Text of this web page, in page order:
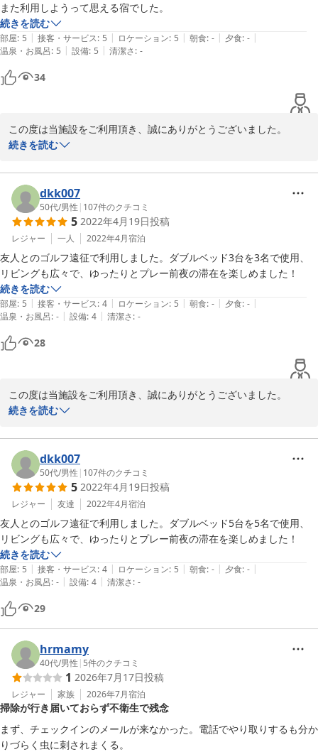
2022-10-24
また利用しようって思える宿でした。
続きを読む
部屋: 5 | 接客・サービス: 5 | ロケーション: 5 | 朝食: - | 夕食: - |
温泉・お風呂: 5 | 設備: 5 | 清潔さ: -
34
この度は当施設をご利用頂き、誠にありがとうございました。
ご投稿への返信が遅くなり申し訳ございません。
お褒めのお言葉を頂戴し、またのご利用もお考え頂けたとのこと
で、大変光栄でございます。
ご自宅のようのおくつろぎ頂けて嬉しく存じます。
これからもお客様に満足して頂けますようスタッフ一同精進してま
いりますので、また機会がございましたら是非お立ち寄りください
ませ。
また近い将来お客様をお出迎えできますことを心より願っておりま
す。
ご投稿ありがとうございました。
2022-10-24
続きを読む
dkk007
50代/男性 | 107件のクチコミ
5 2022年4月19日投稿
レジャー 一人 2022年4月宿泊
友人とのゴルフ遠征で利用しました。ダブルベッド3台を3名で使用、
リビングも広々で、ゆったりとプレー前夜の滞在を楽しめました！
続きを読む
部屋: 5 | 接客・サービス: 4 | ロケーション: 5 | 朝食: - | 夕食: - |
温泉・お風呂: - | 設備: 4 | 清潔さ: -
28
この度は当施設をご利用頂き、誠にありがとうございました。
ご投稿への返信が遅くなり申し訳ございません。
お褒めのお言葉を頂戴し大変光栄でございます。
良いコンディションでゴルフに挑めたでしょうか。
ゴルフ以外のお時間もご友人とお楽しみ頂けたご様子で、大変嬉し
く存じます。
これからもお客様に満足して頂けますようスタッフ一同精進してま
いりますので、また機会がございましたら是非お立ち寄りください
ませ。
また近い将来お客様をお出迎えできますことを心より願っておりま
す。
ご投稿ありがとうございました。
2022-10-24
続きを読む
dkk007
50代/男性 | 107件のクチコミ
5 2022年4月19日投稿
レジャー 友達 2022年4月宿泊
友人とのゴルフ遠征で利用しました。ダブルベッド5台を5名で使用、
リビングも広々で、ゆったりとプレー前夜の滞在を楽しめました！
続きを読む
部屋: 5 | 接客・サービス: 4 | ロケーション: 5 | 朝食: - | 夕食: - |
温泉・お風呂: - | 設備: 4 | 清潔さ: -
29
hrmamy
40代/男性 | 5件のクチコミ
1 2026年7月17日投稿
レジャー 家族 2026年7月宿泊
掃除が行き届いておらず不衛生で残念
まず、チェックインのメールが来なかった。電話でやり取りするも分か
りづらく虫に刺されまくる。